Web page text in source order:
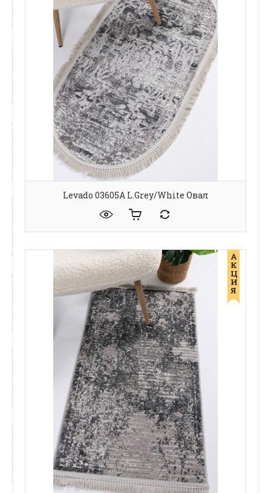
Levado 03605A L.Grey/White Овал
А
К
Ц
И
Я